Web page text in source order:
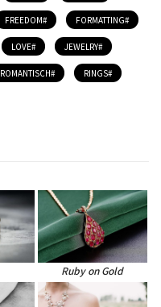
FORMATTING
FREEDOM
JEWELRY
LOVE
RINGS
ROMANTISCH
Ruby on Gold